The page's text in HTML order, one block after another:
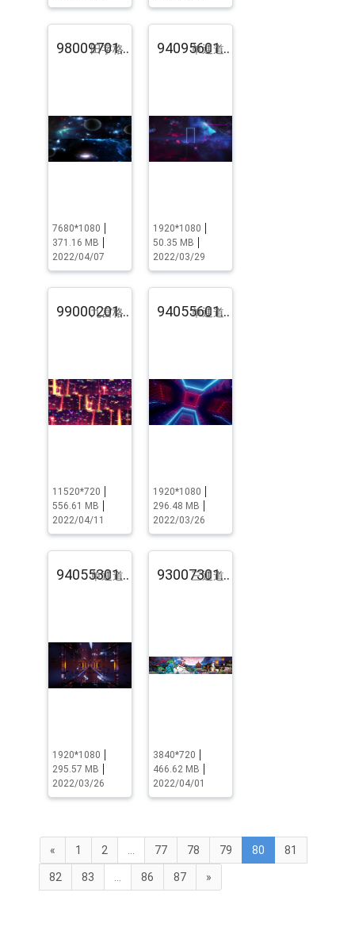
98009701.pst.zip
田字格
7680*1080
371.16 MB
2022/04/07
94095601.pst.zip
单通道
1920*1080
50.35 MB
2022/03/29
99000201.pst.zip
九宫格
11520*720
556.61 MB
2022/04/11
94055601.pst.zip
单通道
1920*1080
296.48 MB
2022/03/26
94055301.pst.zip
单通道
1920*1080
295.57 MB
2022/03/26
93007301.pst.zip
三通道
3840*720
466.62 MB
2022/04/01
« 1 2 77 78 79 80 81
82 83 86 87 »